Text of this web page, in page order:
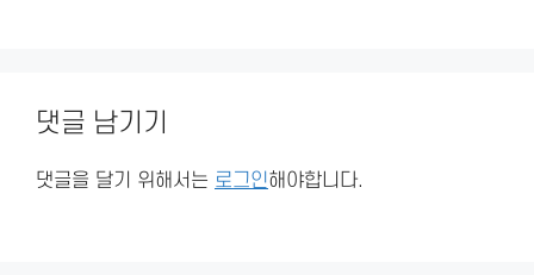
댓글 남기기
댓글을 달기 위해서는 로그인해야합니다.